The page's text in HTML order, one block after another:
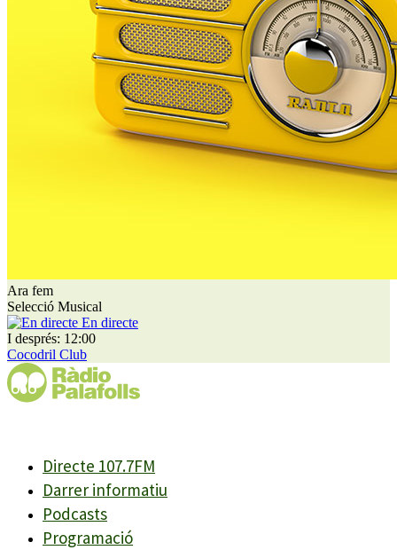
Ara fem
Selecció Musical
En directe
I després: 12:00
Cocodril Club
Directe 107.7FM
Darrer informatiu
Podcasts
Programació